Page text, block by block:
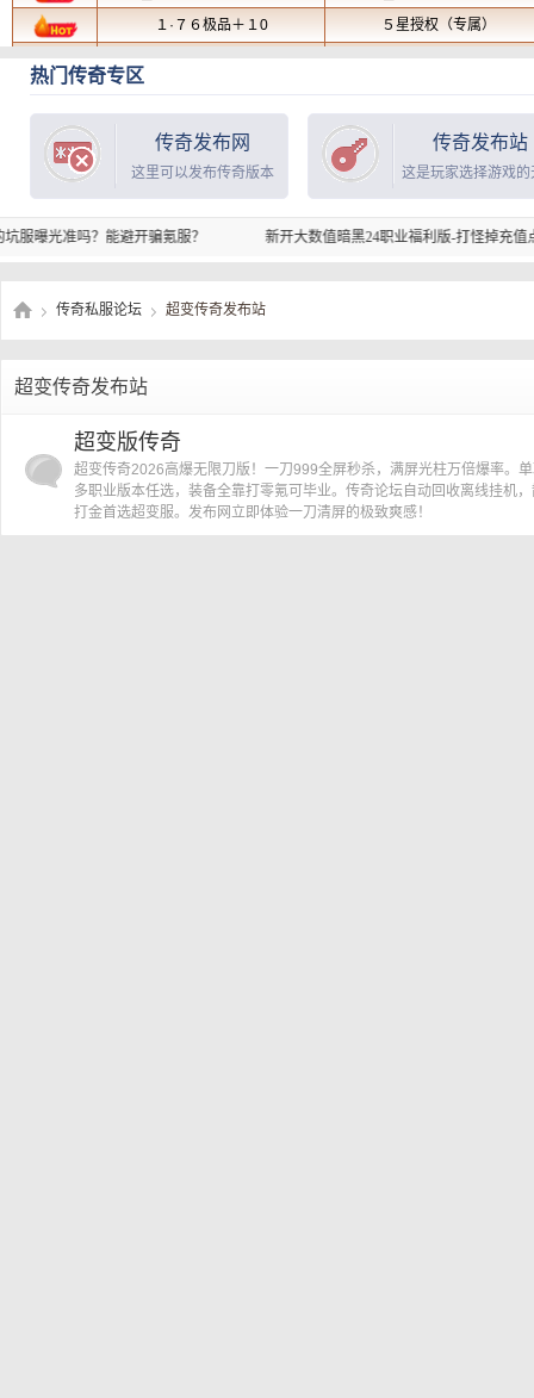
热门传奇专区
传奇发布网
这里可以发布传奇版本
传奇发布站
这是玩家选择游戏的
？能避开骗氪服？ 新开大数值暗黑24职业福利版-打怪掉充值点-
传奇私服论坛 超变传奇发布站
超变传奇发布站
超变版传奇
超变传奇2026高爆无限刀版！一刀999全屏秒杀，满屏光柱万倍爆率。
多职业版本任选，装备全靠打零氪可毕业。传奇论坛自动回收离线挂机
打金首选超变服。发布网立即体验一刀清屏的极致爽感！